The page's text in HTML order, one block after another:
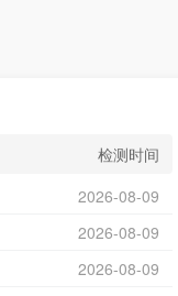
检测时间
2026-08-09
2026-08-09
2026-08-09